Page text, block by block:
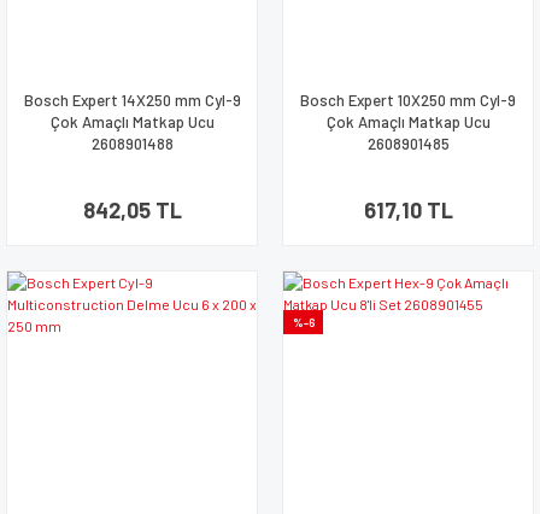
Bosch Expert 14X250 mm Cyl-9
Çok Amaçlı Matkap Ucu
2608901488
842,05 TL
Bosch Expert 10X250 mm Cyl-9
Çok Amaçlı Matkap Ucu
2608901485
617,10 TL
%-6